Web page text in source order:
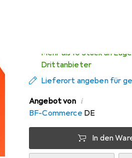
Mehr als 10 Stück an
Drittanbieter
Lieferort angeben für
Angebot von i
BF-Commerce DE
In den